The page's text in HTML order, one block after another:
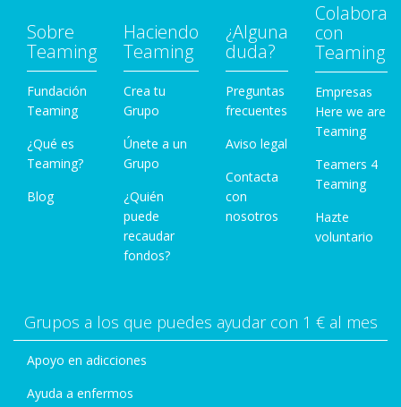
Sobre
Teaming
Fundación
Teaming
¿Qué es
Teaming?
Blog
Haciendo
Teaming
Crea tu
Grupo
Únete a un
Grupo
¿Quién
puede
recaudar
fondos?
¿Alguna
duda?
Preguntas
frecuentes
Aviso legal
Contacta
con
nosotros
Colabora
con
Teaming
Empresas
Here we are
Teaming
Teamers 4
Teaming
Hazte
voluntario
Grupos a los que puedes ayudar con 1 € al mes
Apoyo en adicciones
Ayuda a enfermos